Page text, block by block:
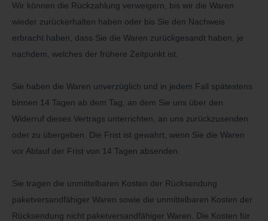
Wir können die Rückzahlung verweigern, bis wir die Waren
wieder zurückerhalten haben oder bis Sie den Nachweis
erbracht haben, dass Sie die Waren zurückgesandt haben, je
nachdem, welches der frühere Zeitpunkt ist.
Sie haben die Waren unverzüglich und in jedem Fall spätestens
binnen 14 Tagen ab dem Tag, an dem Sie uns über den
Widerruf dieses Vertrags unterrichten, an uns zurückzusenden
oder zu übergeben. Die Frist ist gewahrt, wenn Sie die Waren
vor Ablauf der Frist von 14 Tagen absenden.
Sie tragen die unmittelbaren Kosten der Rücksendung
paketversandfähiger Waren sowie die unmittelbaren Kosten der
Rücksendung nicht paketversandfähiger Waren.
Die Kosten für